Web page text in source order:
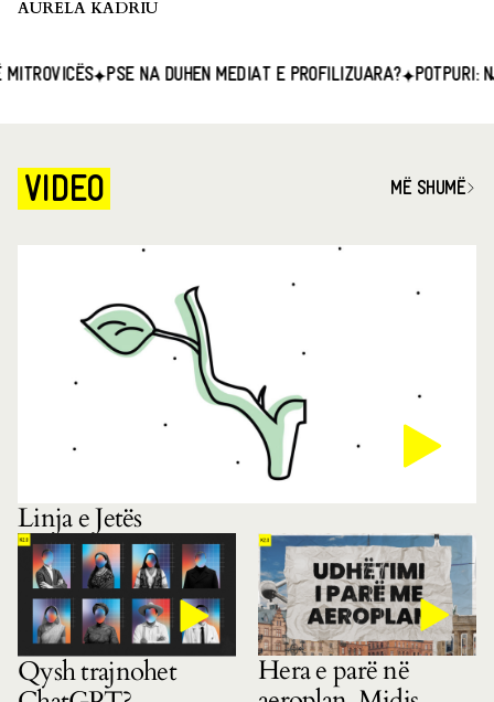
AURELA KADRIU
PSE NA DUHEN MEDIAT E PROFILIZUARA? POTPURI: NJË
VIDEO MË SHUMË
Linja e Jetës
Qysh trajnohet
Hera e parë në